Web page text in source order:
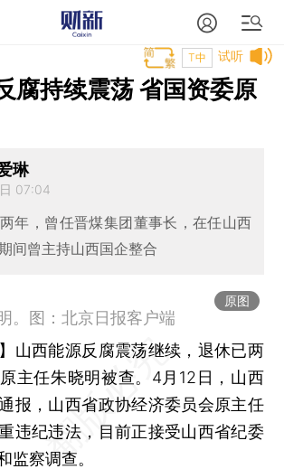
试听
T中
腐持续震荡 省国资委原
琳
07:04
年，曾任晋煤集团董事长，在任山西
间曾主持山西国企整合
原图
。图：北京日报客户端
山西能源反腐震荡继续，退休已两
主任朱晓明被查。4月12日，山西
报，山西省政协经济委员会原主任
违纪违法，目前正接受山西省纪委
监察调查。